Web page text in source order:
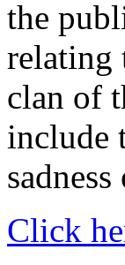
the
relating
clan of
include
Click